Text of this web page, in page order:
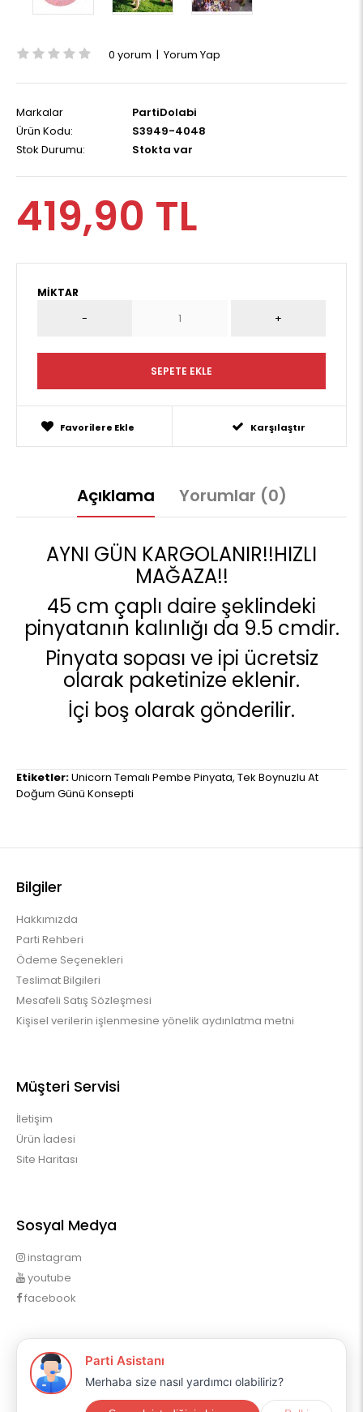
0 yorum | Yorum Yap
Markalar
PartiDolabi
Ürün Kodu:
S3949-4048
Stok Durumu:
Stokta var
419,90 TL
MIKTAR
Favorilere Ekle Karşılaştır
Açıklama Yorumlar (0)
AYNI GÜN KARGOLANIR!!HIZLI
MAĞAZA!!
45 cm çaplı daire şeklindeki
pinyatanın kalınlığı da 9.5 cmdir.
Pinyata sopası ve ipi ücretsiz
olarak paketinize eklenir.
İçi boş olarak gönderilir.
Etiketler:Unicorn Temalı Pembe Pinyata, Tek Boynuzlu At
Doğum Günü Konsepti
Bilgiler
Hakkımızda
Parti Rehberi
Ödeme Seçenekleri
Teslimat Bilgileri
Mesafeli Satış Sözleşmesi
Kişisel verilerin işlenmesine yönelik aydınlatma metni
Müşteri Servisi
İletişim
Ürün İadesi
Site Haritası
Sosyal Medya
instagram
youtube
facebook
Profilim
Profilim